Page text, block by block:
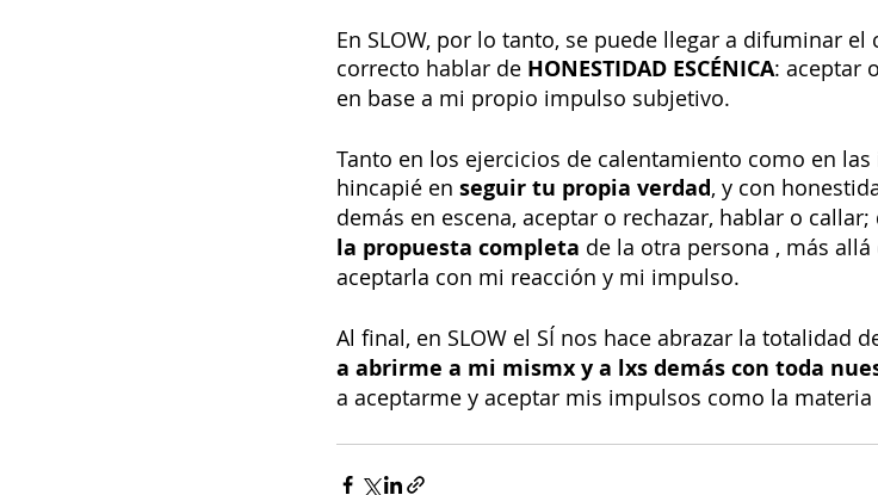
En SLOW, por lo tanto, se puede llegar a difuminar el
correcto hablar de HONESTIDAD ESCÉNICA: aceptar
en base a mi propio impulso subjetivo.
Tanto en los ejercicios de calentamiento como en
hincapié en seguir tu propia verdad, y con
demás en escena, aceptar o rechazar, hablar o
la propuesta completa de la otra persona , más
aceptarla con mi reacción y mi impulso.
Al final, en SLOW el SÍ nos hace abrazar la totalidad
a abrirme a mi mismx y a lxs demás con toda
a aceptarme y aceptar mis impulsos como la